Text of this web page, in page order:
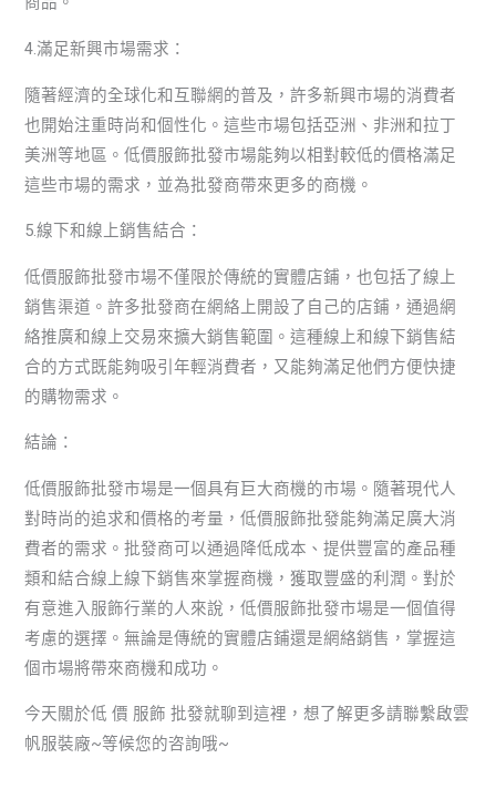
4.滿足新興市場需求：
隨著經濟的全球化和互聯網的普及，許多新興市場的消費者
也開始注重時尚和個性化。這些市場包括亞洲、非洲和拉丁
美洲等地區。低價服飾批發市場能夠以相對較低的價格滿足
這些市場的需求，並為批發商帶來更多的商機。
5.線下和線上銷售結合：
低價服飾批發市場不僅限於傳統的實體店鋪，也包括了線上
銷售渠道。許多批發商在網絡上開設了自己的店鋪，通過網
絡推廣和線上交易來擴大銷售範圍。這種線上和線下銷售結
合的方式既能夠吸引年輕消費者，又能夠滿足他們方便快捷
的購物需求。
結論：
低價服飾批發市場是一個具有巨大商機的市場。隨著現代人
對時尚的追求和價格的考量，低價服飾批發能夠滿足廣大消
費者的需求。批發商可以通過降低成本、提供豐富的產品種
類和結合線上線下銷售來掌握商機，獲取豐盛的利潤。對於
有意進入服飾行業的人來說，低價服飾批發市場是一個值得
考慮的選擇。無論是傳統的實體店鋪還是網絡銷售，掌握這
個市場將帶來商機和成功。
今天關於低 價 服飾 批發就聊到這裡，想了解更多請聯繫啟雲
帆服裝廠~等候您的咨詢哦~